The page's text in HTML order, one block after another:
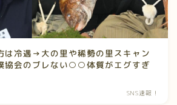
は冷遇→大の里や稀勢の里スキャン
協会のブレない○○体質がエグすぎ
SNS速報！